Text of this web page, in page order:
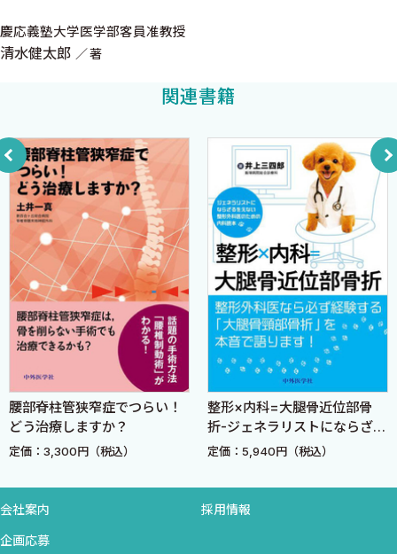
外傷病院に派遣され、毎晩押し寄せる救急車を前に心底から途方
に暮れたものでした。
この本はそんな現状を鑑み企画されました。とくに、整形外科
中味を盛りました。
厖大で（大学によっても、病院によっても、医者によっても方法
がちがう！）、変り身が早い、そんな整形外科の大海を泳ぐにあ
たり、よき羅針盤となりますように。
ギプス
緊急といえば！
他に注意すべき緊急のケース
事典編
骨折事典
はじめに／下肢／足／骨盤／上肢／手（指）／脊椎
脱臼事典
上肢／手／脊椎／下肢／足
ねんざ事典
手／下肢／その他
見落し事例集
がんを見落とす。／骨折を見落とす。／脱臼を見落す。／他
科の病気とまちがう。
4 ふたたび整形外科の外来で……
感染の予防
術前にとめる薬
装具
手続
慶応義塾大学医学部客員准教授
清水健太郎 著
関連書籍
腰部脊柱管狭窄症でつらい！
どう治療しますか？
定価：3,300円（税込）
整形×内科=大腿骨近位部骨
折-ジェネラリストにならざる
をえない整形外科医のための
定価：5,940円（税込）
会社案内 採用情報
企画応募